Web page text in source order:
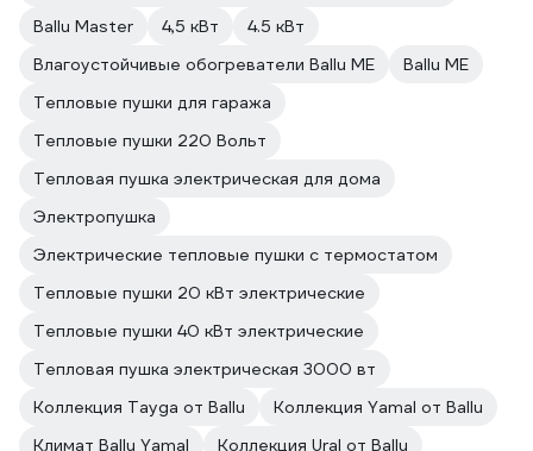
Ballu Master
4,5 кВт
4.5 кВт
Влагоустойчивые обогреватели Ballu МЕ
Ballu МЕ
Тепловые пушки для гаража
Тепловые пушки 220 Вольт
Тепловая пушка электрическая для дома
Электропушка
Электрические тепловые пушки с термостатом
Тепловые пушки 20 кВт электрические
Тепловые пушки 40 кВт электрические
Тепловая пушка электрическая 3000 вт
Коллекция Tayga от Ballu
Коллекция Yamal от Ballu
Климат Ballu Yamal
Коллекция Ural от Ballu